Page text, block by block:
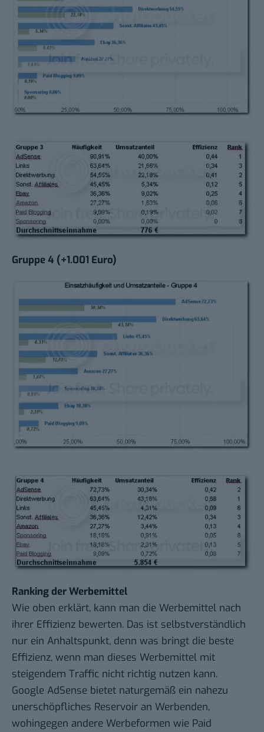
Gruppe 4 (+1.001 Euro)
Ranking der Werbemittel
Wie oben erklärt, kann man die Werbemittel nach
ihrer Effizienz bewerten. Das ist selbstverständlich
nur ein Anhaltspunkt, denn was bringt die beste
Effizienz, wenn man dieses Werbemittel mit
steigendem Traffic nicht richtig nutzen kann.
Google AdSense bietet naturgemäß ein nahezu
unerschöpfliches Reservoir an Werbenden,
wohingegen andere Werbeformen wie Paid